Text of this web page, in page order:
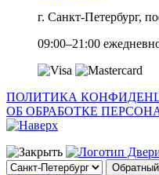
г. Санкт-Петербург,
09:00–21:00
ПОЛИТИКА
ОБ ОБРАБОТКЕ